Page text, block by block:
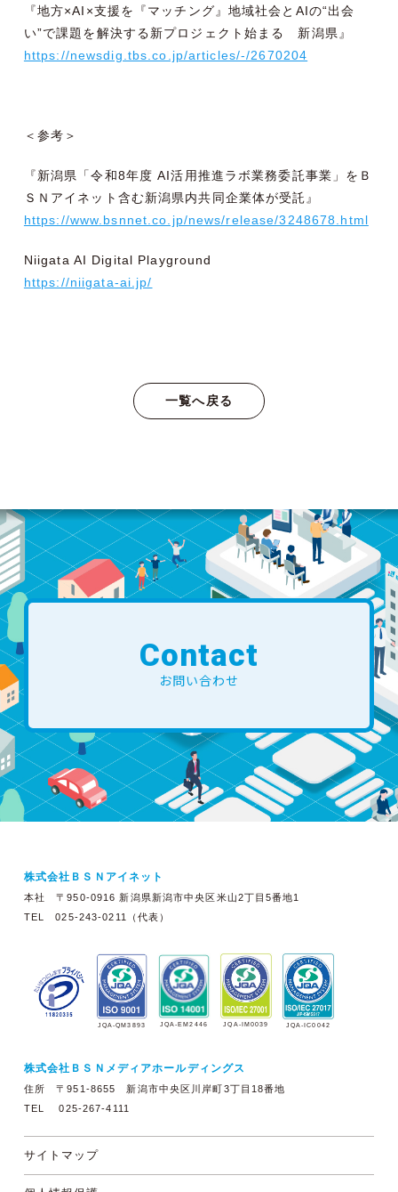
『地方×AI×支援を『マッチング』地域社会とAIの“出会
い”で課題を解決する新プロジェクト始まる 新潟県』
https://newsdig.tbs.co.jp/articles/-/2670204
＜参考＞
『新潟県「令和8年度 AI活用推進ラボ業務委託事業」をＢ
ＳＮアイネット含む新潟県内共同企業体が受託』
https://www.bsnnet.co.jp/news/release/3248678.html
Niigata AI Digital Playground
https://niigata-ai.jp/
一覧へ戻る
Contact
お問い合わせ
株式会社ＢＳＮアイネット
本社 〒950-0916 新潟県新潟市中央区米山2丁目5番地1
TEL 025-243-0211（代表）
JQA-QM3893 JQA-EM2446 JQA-IM0039 JQA-IC0042
株式会社ＢＳＮメディアホールディングス
住所 〒951-8655 新潟市中央区川岸町3丁目18番地
TEL 025-267-4111
サイトマップ